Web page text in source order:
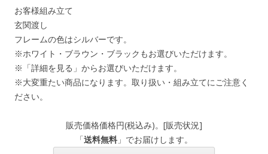
お客様組み立て
玄関渡し
フレームの色はシルバーです。
※ホワイト・ブラウン・ブラックもお選びいただけます。
※「詳細を見る」からお選びいただけます。
※大変重たい商品になります。取り扱い・組み立てにご注意く
ださい。
販売価格価格円(税込み)。[販売状況]
「送料無料 」でお届けします。